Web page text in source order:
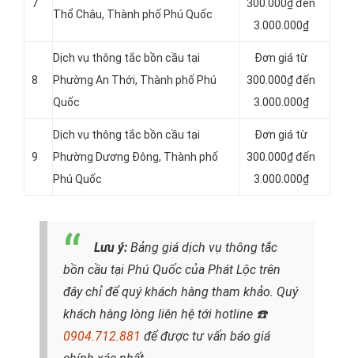
7
Thổ Châu, Thành phố Phú Quốc
300.000₫ đến
3.000.000₫
8
Dịch vụ thông tắc bồn cầu tại
Phường An Thới, Thành phố Phú
Quốc
Đơn giá từ
300.000₫ đến
3.000.000₫
9
Dịch vụ thông tắc bồn cầu tại
Phường Dương Đông, Thành phố
Phú Quốc
Đơn giá từ
300.000₫ đến
3.000.000₫
Lưu ý: Bảng giá dịch vụ thông tắc
bồn cầu tại Phú Quốc của Phát Lộc trên
đây chỉ để quý khách hàng tham khảo. Quý
khách hàng lòng liên hệ tới hotline ☎️
0904.712.881 để được tư vấn báo giá